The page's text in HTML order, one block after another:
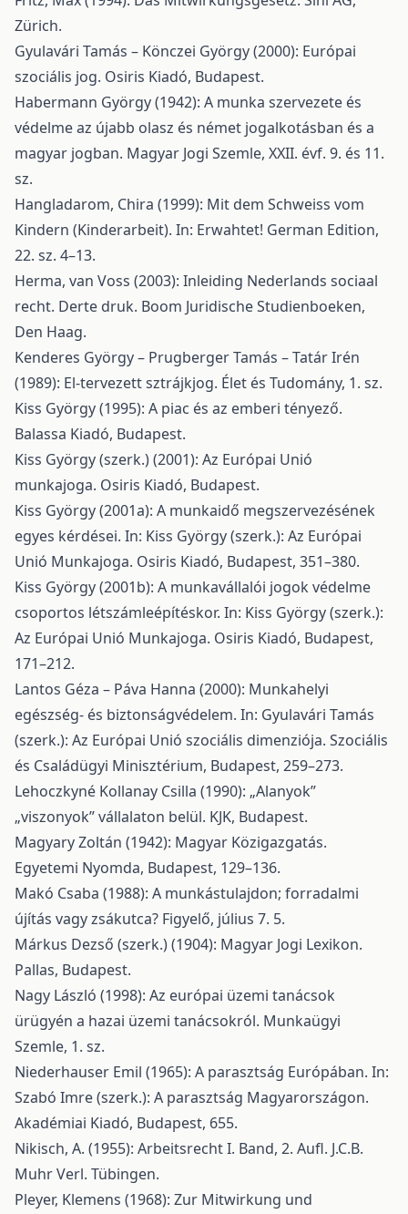
Zürich.
Gyulavári Tamás – Könczei György (2000): Európai
szociális jog. Osiris Kiadó, Budapest.
Habermann György (1942): A munka szervezete és
védelme az újabb olasz és német jogalkotásban és a
magyar jogban. Magyar Jogi Szemle, XXII. évf. 9. és 11.
sz.
Hangladarom, Chira (1999): Mit dem Schweiss vom
Kindern (Kinderarbeit). In: Erwahtet! German Edition,
22. sz. 4–13.
Herma, van Voss (2003): Inleiding Nederlands sociaal
recht. Derte druk. Boom Juridische Studienboeken,
Den Haag.
Kenderes György – Prugberger Tamás – Tatár Irén
(1989): El-tervezett sztrájkjog. Élet és Tudomány, 1. sz.
Kiss György (1995): A piac és az emberi tényező.
Balassa Kiadó, Budapest.
Kiss György (szerk.) (2001): Az Európai Unió
munkajoga. Osiris Kiadó, Budapest.
Kiss György (2001a): A munkaidő megszervezésének
egyes kérdései. In: Kiss György (szerk.): Az Európai
Unió Munkajoga. Osiris Kiadó, Budapest, 351–380.
Kiss György (2001b): A munkavállalói jogok védelme
csoportos létszámleépítéskor. In: Kiss György (szerk.):
Az Európai Unió Munkajoga. Osiris Kiadó, Budapest,
171–212.
Lantos Géza – Páva Hanna (2000): Munkahelyi
egészség- és biztonságvédelem. In: Gyulavári Tamás
(szerk.): Az Európai Unió szociális dimenziója. Szociális
és Családügyi Minisztérium, Budapest, 259–273.
Lehoczkyné Kollanay Csilla (1990): „Alanyok”
„viszonyok” vállalaton belül. KJK, Budapest.
Magyary Zoltán (1942): Magyar Közigazgatás.
Egyetemi Nyomda, Budapest, 129–136.
Makó Csaba (1988): A munkástulajdon; forradalmi
újítás vagy zsákutca? Figyelő, július 7. 5.
Márkus Dezső (szerk.) (1904): Magyar Jogi Lexikon.
Pallas, Budapest.
Nagy László (1998): Az európai üzemi tanácsok
ürügyén a hazai üzemi tanácsokról. Munkaügyi
Szemle, 1. sz.
Niederhauser Emil (1965): A parasztság Európában. In:
Szabó Imre (szerk.): A parasztság Magyarországon.
Akadémiai Kiadó, Budapest, 655.
Nikisch, A. (1955): Arbeitsrecht I. Band, 2. Aufl. J.C.B.
Muhr Verl. Tübingen.
Pleyer, Klemens (1968): Zur Mitwirkung und